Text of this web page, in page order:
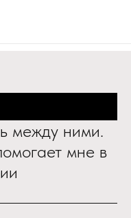
между ними.
мне в